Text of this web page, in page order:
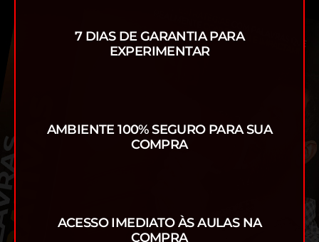
7 DIAS DE GARANTIA PARA
EXPERIMENTAR
AMBIENTE 100% SEGURO PARA SUA
COMPRA
ACESSO IMEDIATO ÀS AULAS NA
COMPRA